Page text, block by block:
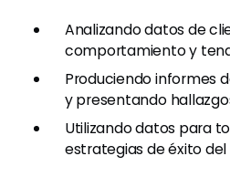
Analizando datos de
comportamiento y
Produciendo informes
y presentando
Utilizando datos para
estrategias de éxito